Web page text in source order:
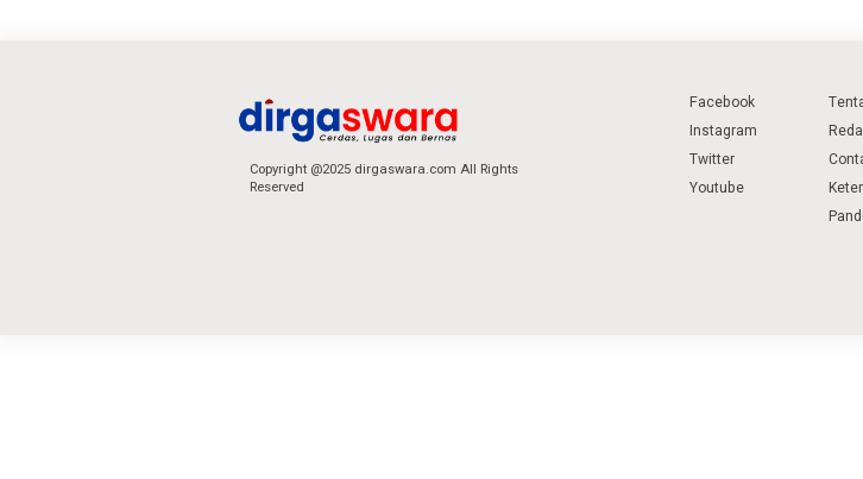
Copyright @2025 dirgaswara.com All Rights
Reserved
Facebook
Instagram
Twitter
Youtube